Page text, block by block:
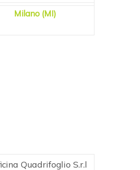
Milano (MI)
Quadrifoglio S.r.l